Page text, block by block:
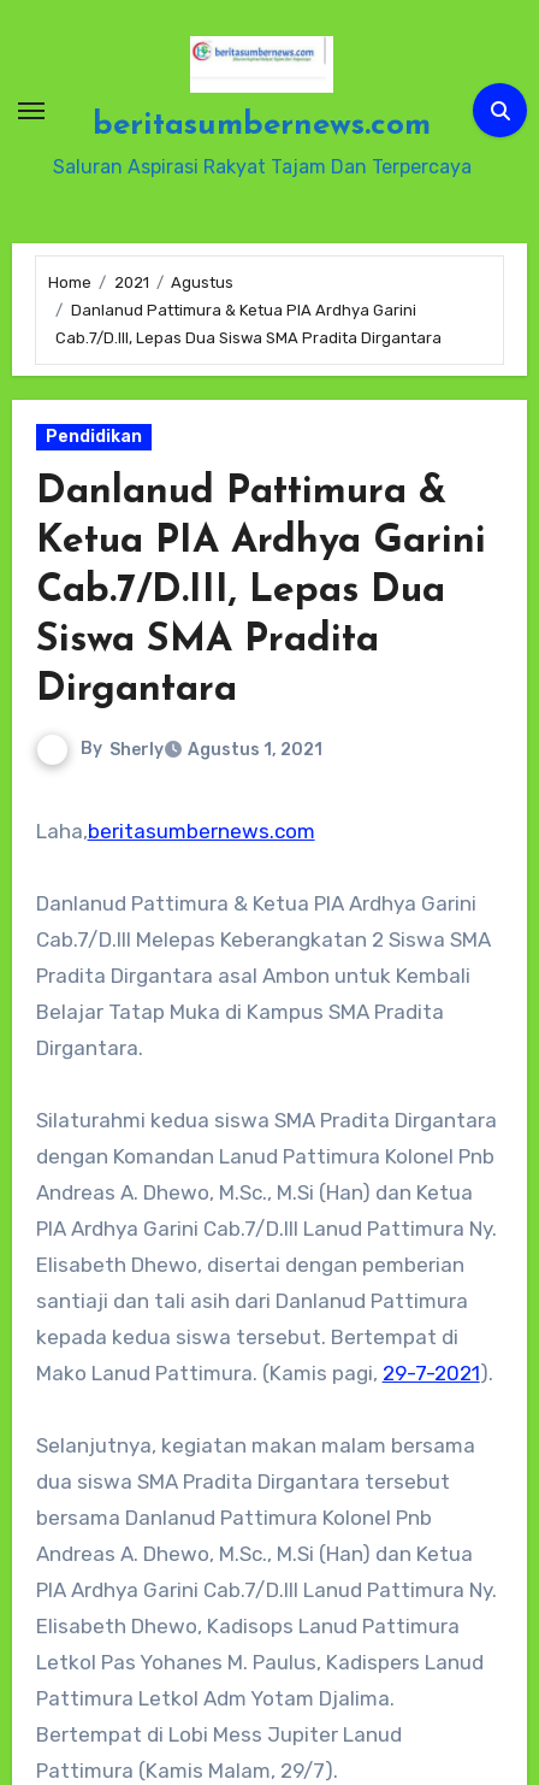
beritasumbernews.com
Saluran Aspirasi Rakyat Tajam Dan Terpercaya
Home 2021
Agustus
Danlanud Pattimura & Ketua PIA Ardhya Garini
Cab.7/D.III, Lepas Dua Siswa SMA Pradita Dirgantara
Pendidikan
Danlanud Pattimura &
Ketua PIA Ardhya Garini
Cab.7/D.III, Lepas Dua
Siswa SMA Pradita
Dirgantara
By Sherly Agustus 1, 2021
Laha,beritasumbernews.com
Danlanud Pattimura & Ketua PIA Ardhya Garini
Cab.7/D.III Melepas Keberangkatan 2 Siswa SMA
Pradita Dirgantara asal Ambon untuk Kembali
Belajar Tatap Muka di Kampus SMA Pradita
Dirgantara.
Silaturahmi kedua siswa SMA Pradita Dirgantara
dengan Komandan Lanud Pattimura Kolonel Pnb
Andreas A. Dhewo, M.Sc., M.Si (Han) dan Ketua
PIA Ardhya Garini Cab.7/D.III Lanud Pattimura Ny.
Elisabeth Dhewo, disertai dengan pemberian
santiaji dan tali asih dari Danlanud Pattimura
kepada kedua siswa tersebut. Bertempat di
Mako Lanud Pattimura. (Kamis pagi, 29-7-2021).
Selanjutnya, kegiatan makan malam bersama
dua siswa SMA Pradita Dirgantara tersebut
bersama Danlanud Pattimura Kolonel Pnb
Andreas A. Dhewo, M.Sc., M.Si (Han) dan Ketua
PIA Ardhya Garini Cab.7/D.III Lanud Pattimura Ny.
Elisabeth Dhewo, Kadisops Lanud Pattimura
Letkol Pas Yohanes M. Paulus, Kadispers Lanud
Pattimura Letkol Adm Yotam Djalima.
Bertempat di Lobi Mess Jupiter Lanud
Pattimura (Kamis Malam, 29/7).